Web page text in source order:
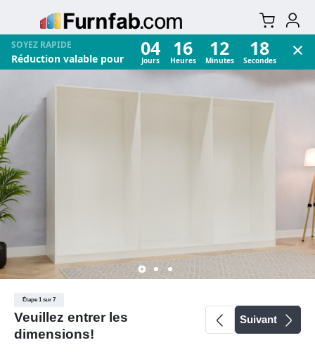
SOYEZ RAPIDE
Réduction valable pour 04
Jours
16
Heures
12
Minutes
17
Secondes ×
Étape 1 sur 7
Veuillez entrer les
dimensions!
Suivant